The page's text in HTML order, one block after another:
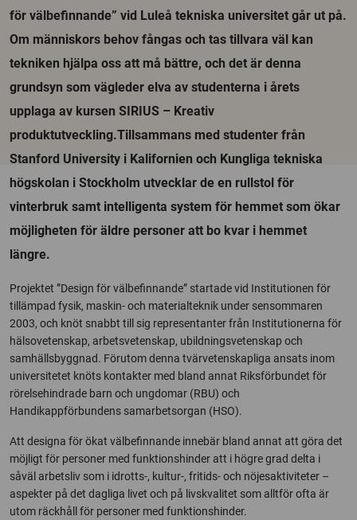
för välbefinnande” vid Luleå tekniska universitet går ut på.
Om människors behov fångas och tas tillvara väl kan
tekniken hjälpa oss att må bättre, och det är denna
grundsyn som vägleder elva av studenterna i årets
upplaga av kursen SIRIUS – Kreativ
produktutveckling.Tillsammans med studenter från
Stanford University i Kalifornien och Kungliga tekniska
högskolan i Stockholm utvecklar de en rullstol för
vinterbruk samt intelligenta system för hemmet som ökar
möjligheten för äldre personer att bo kvar i hemmet
längre.
Projektet ”Design för välbefinnande” startade vid Institutionen för
tillämpad fysik, maskin- och materialteknik under sensommaren
2003, och knöt snabbt till sig representanter från Institutionerna för
hälsovetenskap, arbetsvetenskap, ubildningsvetenskap och
samhällsbyggnad. Förutom denna tvärvetenskapliga ansats inom
universitetet knöts kontakter med bland annat Riksförbundet för
rörelsehindrade barn och ungdomar (RBU) och
Handikappförbundens samarbetsorgan (HSO).
Att designa för ökat välbefinnande innebär bland annat att göra det
möjligt för personer med funktionshinder att i högre grad delta i
såväl arbetsliv som i idrotts-, kultur-, fritids- och nöjesaktiviteter –
aspekter på det dagliga livet och på livskvalitet som alltför ofta är
utom räckhåll för personer med funktionshinder.